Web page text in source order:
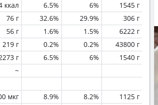
ккал 6.5% 6%
1545 г
76 г 32.6% 29.9%
306 г
56 г 1.6% 1.5%
6222 г
219 г 0.2% 0.2%
43800 г
г 6.5% 6%
1540 г
~
мкг 8.9% 8.2%
1125 г